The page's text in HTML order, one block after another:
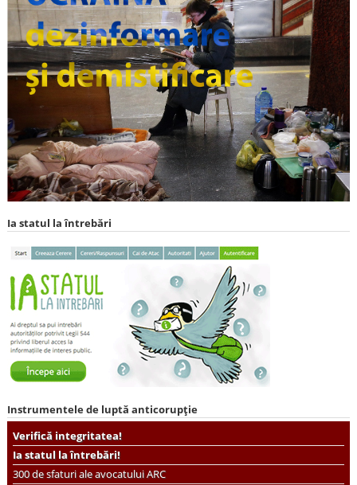
Ia statul la întrebări
Instrumentele de luptă anticorupție
Verifică integritatea!
Ia statul la întrebări!
300 de sfaturi ale avocatului ARC